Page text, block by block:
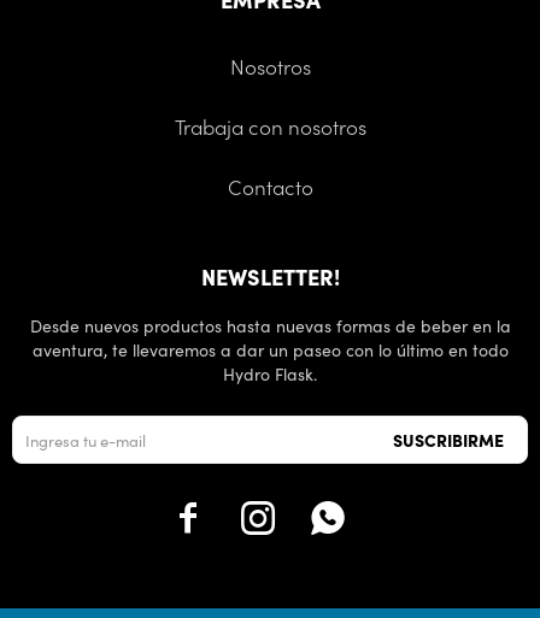
Nosotros
Trabaja con nosotros
Contacto
NEWSLETTER!
Desde nuevos productos hasta nuevas formas de beber en la
aventura, te llevaremos a dar un paseo con lo último en todo
Hydro Flask.
SUSCRIBIRME
  